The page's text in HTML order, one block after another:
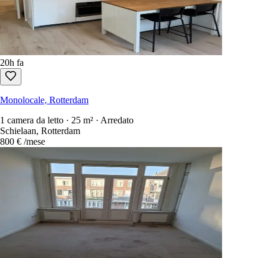
20h fa
Monolocale, Rotterdam
1 camera da letto · 25 m² · Arredato
Schielaan, Rotterdam
800 € /mese